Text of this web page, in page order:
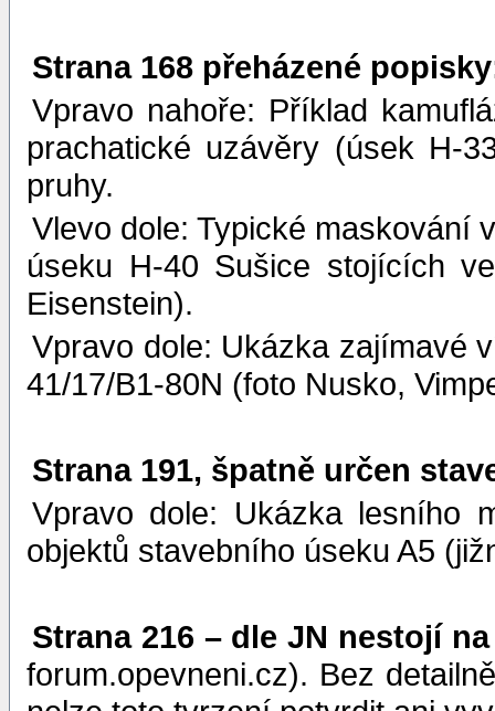
Strana 168 přeházené
Vpravo nahoře: Příklad
prachatické uzávěry (úsek H-
pruhy.
Vlevo dole: Typické maskování
úseku H-40 Sušice stojících
Eisenstein).
Vpravo dole: Ukázka zajímavé
41/17/B1-80N (foto Nusko,
Strana 191, špatně určen
Vpravo dole: Ukázka lesního
objektů stavebního úseku A5
Strana 216 – dle JN nestojí
forum.opevneni.cz). Bez